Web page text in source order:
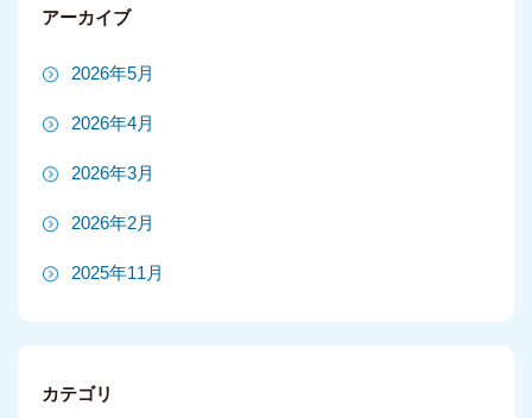
アーカイブ
2026年5月
2026年4月
2026年3月
2026年2月
2025年11月
カテゴリ